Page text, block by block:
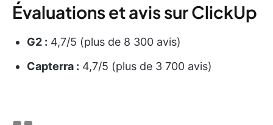
Évaluations et avis sur ClickUp
G2 : 4,7/5 (plus de 8 300 avis)
Capterra : 4,7/5 (plus de 3 700 avis)